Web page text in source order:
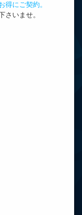
得にご契約。
いませ。